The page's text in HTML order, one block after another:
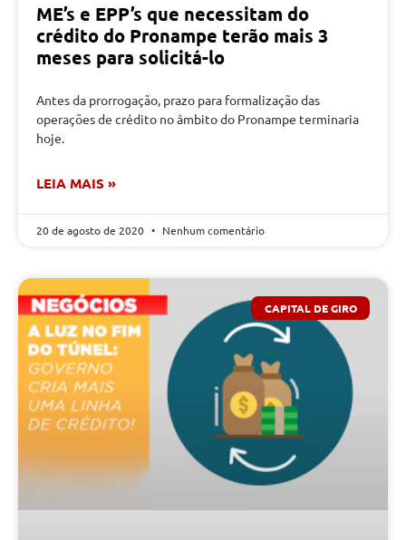
ME’s e EPP’s que necessitam do
crédito do Pronampe terão mais 3
meses para solicitá-lo
Antes da prorrogação, prazo para formalização das
operações de crédito no âmbito do Pronampe terminaria
hoje.
LEIA MAIS »
20 de agosto de 2020 Nenhum comentário
CAPITAL DE GIRO